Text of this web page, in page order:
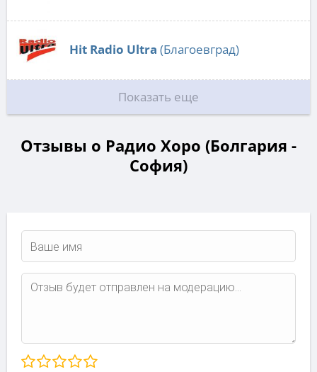
Hit Radio Ultra (Благоевград)
Показать еще
Отзывы о Радио Хоро (Болгария -
София)